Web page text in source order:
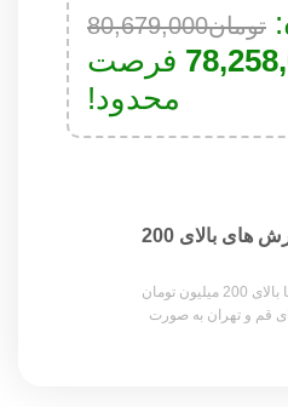
تومان80,679,000
فرصت
محدود!
ارسال رایگان برای سفارش های بالای 200
چنان چه جمع صورت حساب شما بالای 200 میلیون تومان
قم و تهران به صورت